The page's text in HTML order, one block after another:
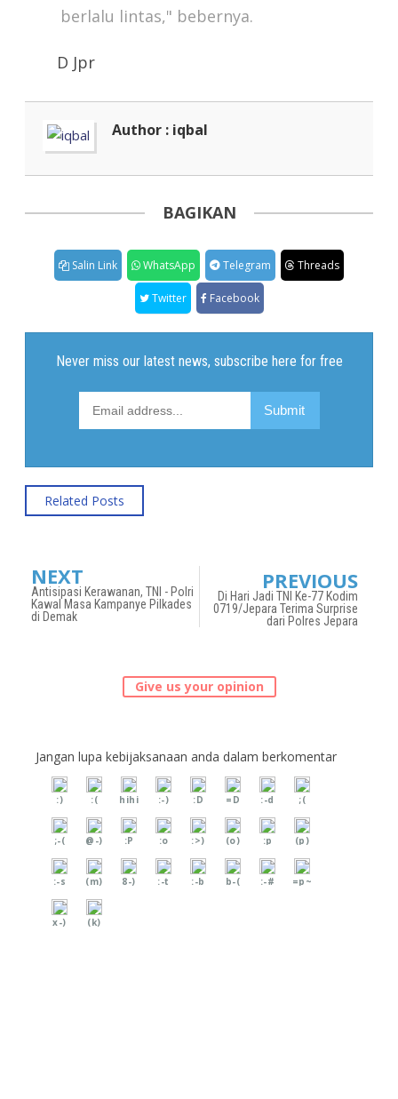
berlalu lintas," bebernya.
D Jpr
Author : iqbal
BAGIKAN
Salin Link WhatsApp Telegram Threads
Twitter Facebook
Related Posts
NEXT
Antisipasi Kerawanan, TNI - Polri
Kawal Masa Kampanye Pilkades
di Demak
PREVIOUS
Di Hari Jadi TNI Ke-77 Kodim
0719/Jepara Terima Surprise
dari Polres Jepara
Give us your opinion
Jangan lupa kebijaksanaan anda dalam berkomentar
:) :( hihi :-) :D =D :-d ;(
;-( @-) :P :o :>) (o) :p (p)
:-s (m) 8-) :-t :-b b-( :-# =p~
x-) (k)